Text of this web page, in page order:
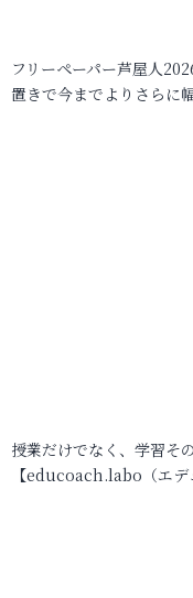
フリーペーパー芦屋人
置きで今までよりさらに
授業だけでなく、学習そ
【educoach.labo（エ